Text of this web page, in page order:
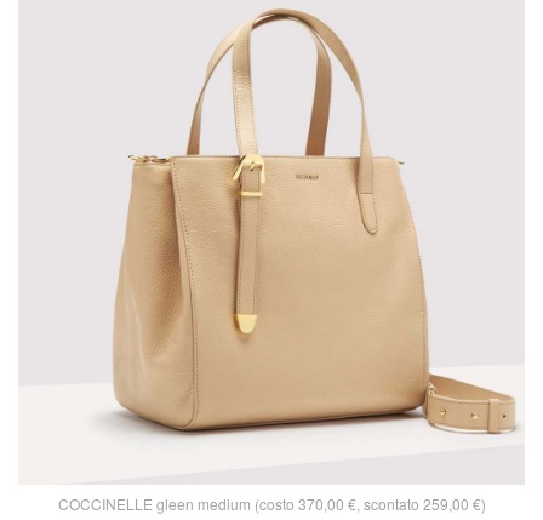
COCCINELLE gleen medium (costo 370,00 €, scontato 259,00 €)